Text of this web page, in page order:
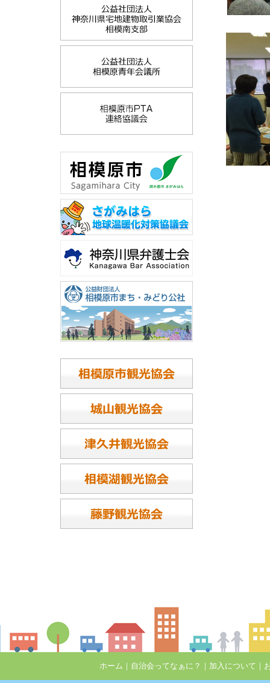
ホーム ｜ 自治会ってなぁに？ ｜ 加入について ｜